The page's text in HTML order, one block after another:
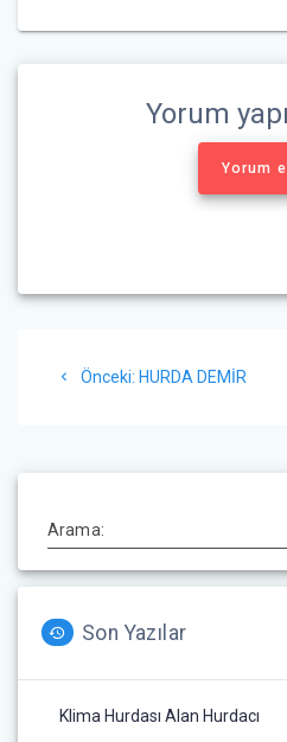
Yorum
Yorum
YazıÖnceki: Önceki
HURDA DEMİR
Arama:
Son Yazılar
Klima Hurdası Alan Hurdacı